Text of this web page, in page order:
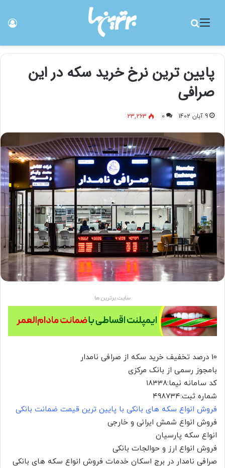
منو
پایین ترین نرخ خرید سکه در این
صرافی
9 آبان 1402 0
23,263
سایت برترین ها
10 درصد تخفیف خرید سکه از صرافی نامدار
بامجوز رسمی از بانک مرکزی
کد سامانه نیما:۱۸۳۳۸
شماره ثبت:۴۹۸۷۳۴
فروش انواع سکه های بانکی با پایین ترین قیمت ضمانت بانکی
فروش انواع شمش ایرانی و خارجی
انواع سکه پارسیان
فروش انواع ارز و حوالجات بانکی
صرافی نامدار در برج اسکان خدمات فروش انواع سکه های بانکی